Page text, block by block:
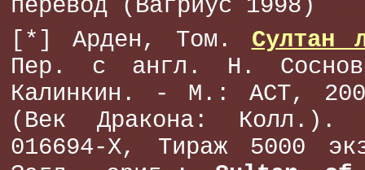
перевод (Вагриус 1998)
[*] Арден, Том. Султан
Пер. с англ. Н.
Калинкин. - М.: АСТ,
(Век Дракона:
016694-X, Тираж 5000